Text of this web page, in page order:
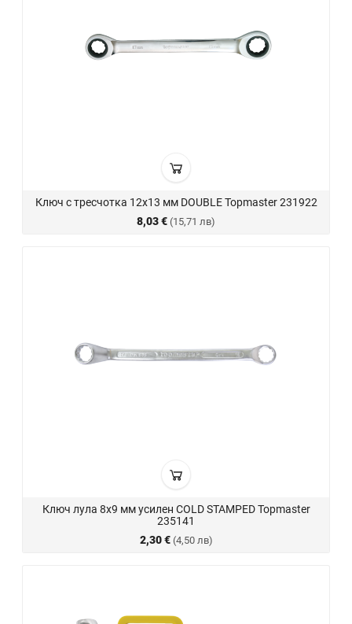
Ключ с тресчотка 12х13 мм DOUBLE Topmaster 231922
8,03 € (15,71 лв)
Ключ лула 8х9 мм усилен COLD STAMPED Topmaster
235141
2,30 € (4,50 лв)